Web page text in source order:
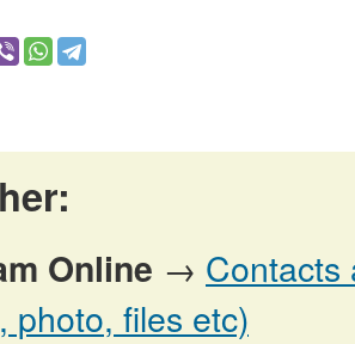
Online → Contacts
photo, files etc)